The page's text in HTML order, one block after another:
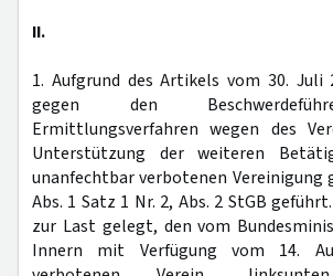
II.
1. Aufgrund des Artikels vom 30. Juli
gegen den
Ermittlungsverfahren wegen des
Unterstützung der weiteren
unanfechtbar verbotenen Vereinigung
Abs. 1 Satz 1 Nr. 2, Abs. 2 StGB
zur Last gelegt, den vom
Innern mit Verfügung vom 14.